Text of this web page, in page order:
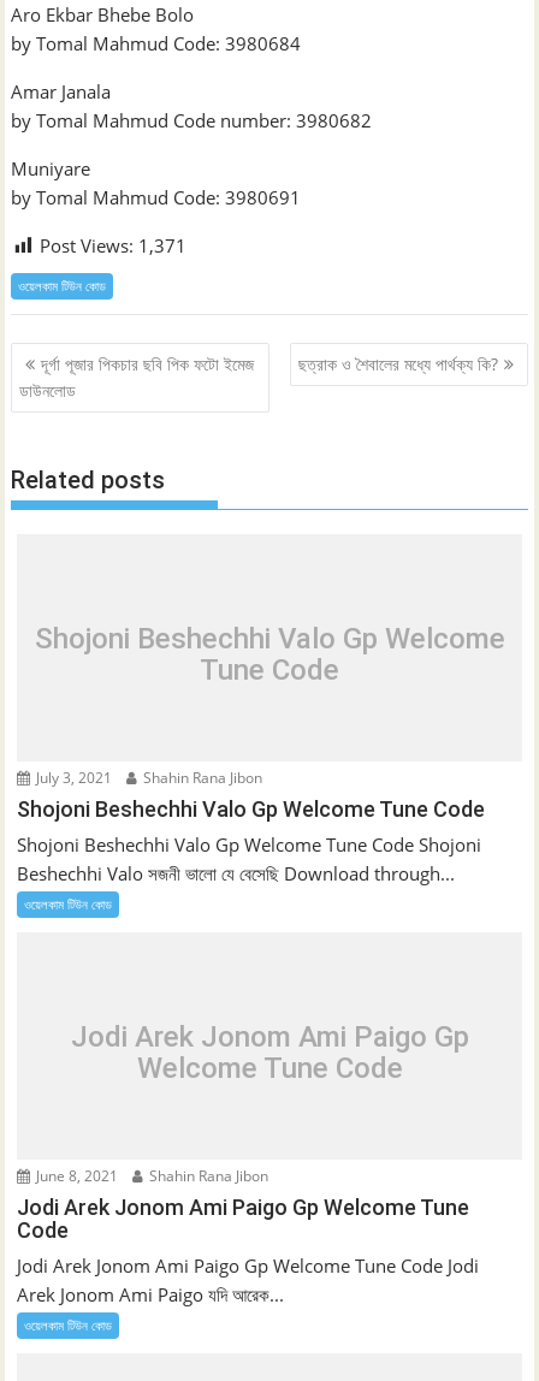
Aro Ekbar Bhebe Bolo
by Tomal Mahmud Code: 3980684
Amar Janala
by Tomal Mahmud Code number: 3980682
Muniyare
by Tomal Mahmud Code: 3980691
Post Views: 1,371
ওয়েলকাম টিউন কোড
Post
navigation
দূর্গা পূজার পিকচার ছবি পিক ফটো ইমেজ
ডাউনলোড
ছত্রাক ও শৈবালের মধ্যে পার্থক্য কি?
Related posts
Shojoni Beshechhi Valo Gp Welcome
Tune Code
July 3, 2021 Shahin Rana Jibon
Shojoni Beshechhi Valo Gp Welcome Tune Code
Shojoni Beshechhi Valo Gp Welcome Tune Code Shojoni
Beshechhi Valo সজনী ভালো যে বেসেছি Download through...
ওয়েলকাম টিউন কোড
Jodi Arek Jonom Ami Paigo Gp
Welcome Tune Code
June 8, 2021 Shahin Rana Jibon
Jodi Arek Jonom Ami Paigo Gp Welcome Tune
Code
Jodi Arek Jonom Ami Paigo Gp Welcome Tune Code Jodi
Arek Jonom Ami Paigo যদি আরেক...
ওয়েলকাম টিউন কোড